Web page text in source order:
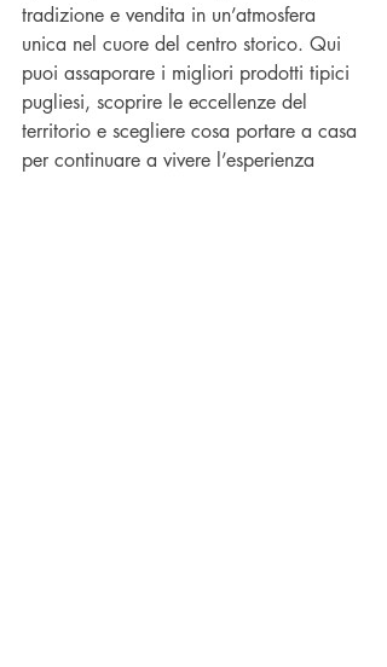
tradizione e vendita in un’atmosfera
unica nel cuore del centro storico. Qui
puoi assaporare i migliori prodotti tipici
pugliesi, scoprire le eccellenze del
territorio e scegliere cosa portare a casa
per continuare a vivere l’esperienza